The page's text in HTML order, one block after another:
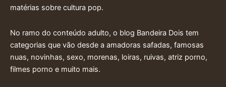
matérias sobre cultura pop.
No ramo do conteúdo adulto, o blog Bandeira Dois tem
categorias que vão desde a amadoras safadas, famosas
nuas, novinhas, sexo, morenas, loiras, ruivas, atriz porno,
filmes porno e muito mais.